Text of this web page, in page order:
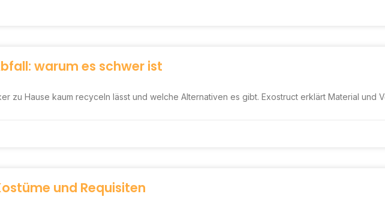
warum es schwer ist
zu Hause kaum recyceln lässt und welche Alternativen es gibt. Exostruct erklärt Material und
und Requisiten